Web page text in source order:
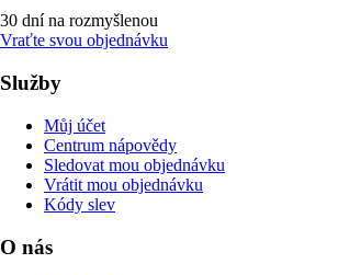
30 dní na rozmyšlenou
Vraťte svou objednávku
Služby
Můj účet
Centrum nápovědy
Sledovat mou objednávku
Vrátit mou objednávku
Kódy slev
O nás